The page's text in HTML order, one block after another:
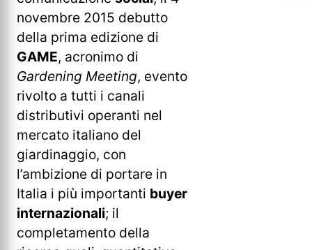
novembre 2015 debutto
della prima edizione di
GAME, acronimo di
Gardening Meeting, evento
rivolto a tutti i canali
distributivi operanti nel
mercato italiano del
giardinaggio, con
l’ambizione di portare in
Italia i più importanti buyer
internazionali; il
completamento della